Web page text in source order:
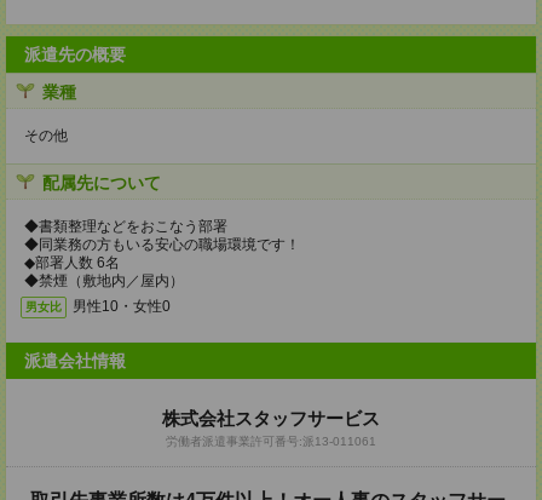
派遣先の概要
業種
その他
配属先について
◆書類整理などをおこなう部署
◆同業務の方もいる安心の職場環境です！
◆部署人数 6名
◆禁煙（敷地内／屋内）
男女比 男性10・女性0
派遣会社情報
株式会社スタッフサービス
労働者派遣事業許可番号:派13-011061